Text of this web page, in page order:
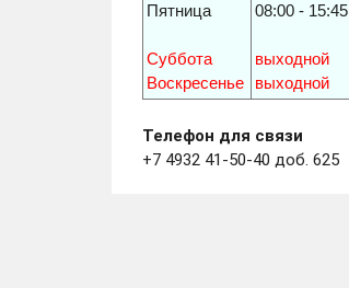
Пятница
Суббота
Воскресенье
08:00 - 15:45
выходной
выходной
Телефон для связи
+7 4932 41-50-40 доб. 625